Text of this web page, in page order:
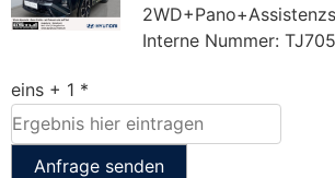
Interne Nummer:
eins + 1 *
Anfrage senden